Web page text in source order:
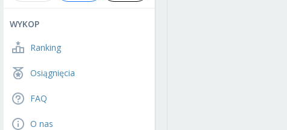
WYKOP
Ranking
Osiągnięcia
FAQ
O nas